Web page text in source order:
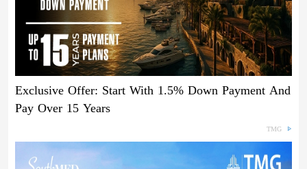
Exclusive Offer: Start With 1.5% Down Payment And
Pay Over 15 Years
TMG